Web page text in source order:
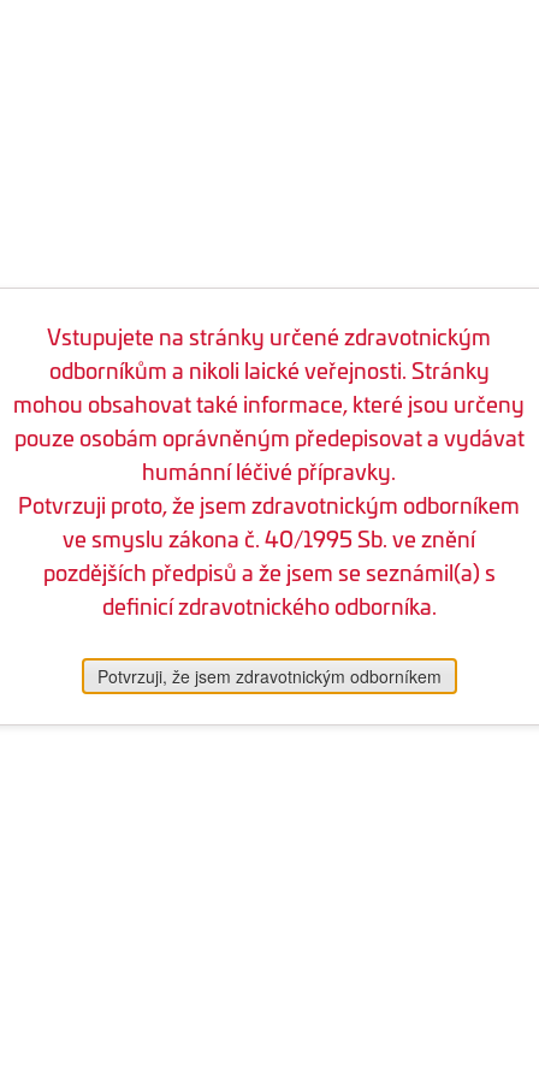
Vstupujete na stránky určené zdravotnickým
odborníkům a nikoli laické veřejnosti. Stránky
mohou obsahovat také informace, které jsou určeny
pouze osobám oprávněným předepisovat a vydávat
humánní léčivé přípravky.
Potvrzuji proto, že jsem zdravotnickým odborníkem
ve smyslu zákona č. 40/1995 Sb. ve znění
pozdějších předpisů a že jsem se seznámil(a) s
definicí zdravotnického odborníka.
Potvrzuji, že jsem zdravotnickým odborníkem